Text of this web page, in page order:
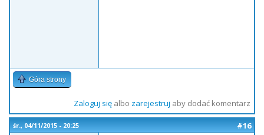
Góra strony
Zaloguj sięalbo zarejestruj aby dodać komentarz
śr., 04/11/2015 - 20:25
#16